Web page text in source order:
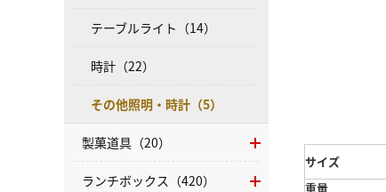
サイズ
重量
テーブルライト（14）
時計（22）
その他照明・時計（5）
製菓道具（20）
ランチボックス（420）